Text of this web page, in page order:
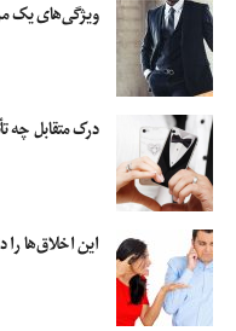
ویژگی‌های یک
درک متقابل چه
این اخلاق‌ها